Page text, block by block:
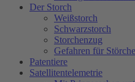
Der Storch
Weißstorch
Schwarzstorch
Storchenzug
Gefahren für Störche
Patentiere
Satellitentelemetrie